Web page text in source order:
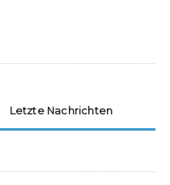
Letzte Nachrichten